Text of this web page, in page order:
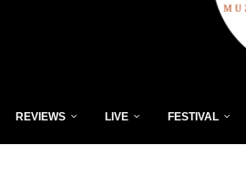
REVIEWS LIVE FESTIVAL